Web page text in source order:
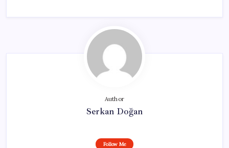
Author
Serkan Doğan
Follow Me